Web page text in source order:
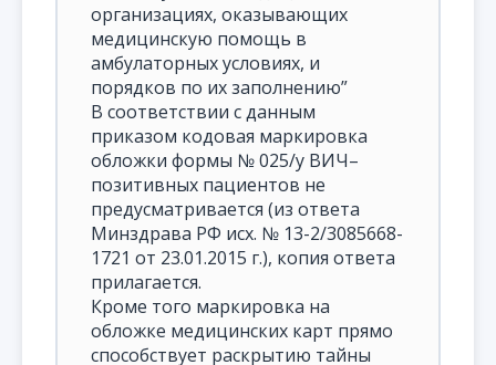
организациях, оказывающих
медицинскую помощь в
амбулаторных условиях, и
порядков по их заполнению”
В соответствии с данным
приказом кодовая маркировка
обложки формы № 025/у ВИЧ–
позитивных пациентов не
предусматривается (из ответа
Минздрава РФ исх. № 13-2/3085668-
1721 от 23.01.2015 г.), копия ответа
прилагается.
Кроме того маркировка на
обложке медицинских карт прямо
способствует раскрытию тайны